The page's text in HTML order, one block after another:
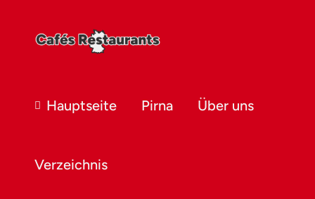
Hauptseite Pirna Über uns
Verzeichnis